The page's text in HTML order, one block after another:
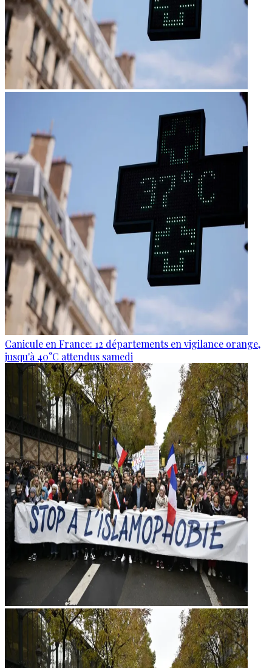
Canicule en France: 12 départements en vigilance orange,
jusqu'à 40°C attendus samedi